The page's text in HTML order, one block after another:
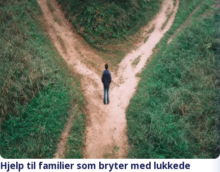
Hjelp til familier som bryter med lukkede